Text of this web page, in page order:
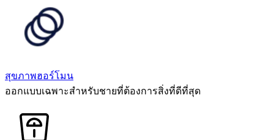
สุขภาพฮอร์โมน
ออกแบบเฉพาะสำหรับชายที่ต้องการสิ่งที่ดีที่สุด